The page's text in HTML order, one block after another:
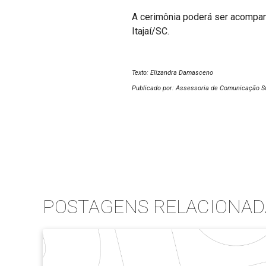
A cerimônia poderá ser
Itajaí/SC.
Texto: Elizandra Damasceno
Publicado por: Assessoria de Comunicação
POSTAGENS